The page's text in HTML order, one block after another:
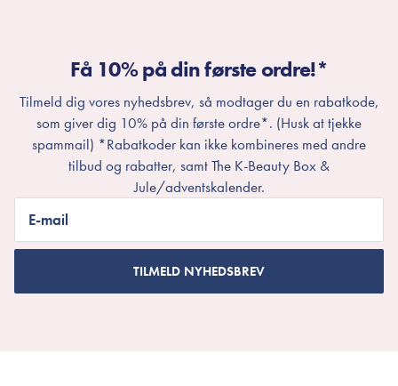
Få 10% på din første ordre!*
Tilmeld dig vores nyhedsbrev, så modtager du en rabatkode,
som giver dig 10% på din første ordre*. (Husk at tjekke
spammail) *Rabatkoder kan ikke kombineres med andre
tilbud og rabatter, samt The K-Beauty Box &
Jule/adventskalender.
E-mail
TILMELD NYHEDSBREV